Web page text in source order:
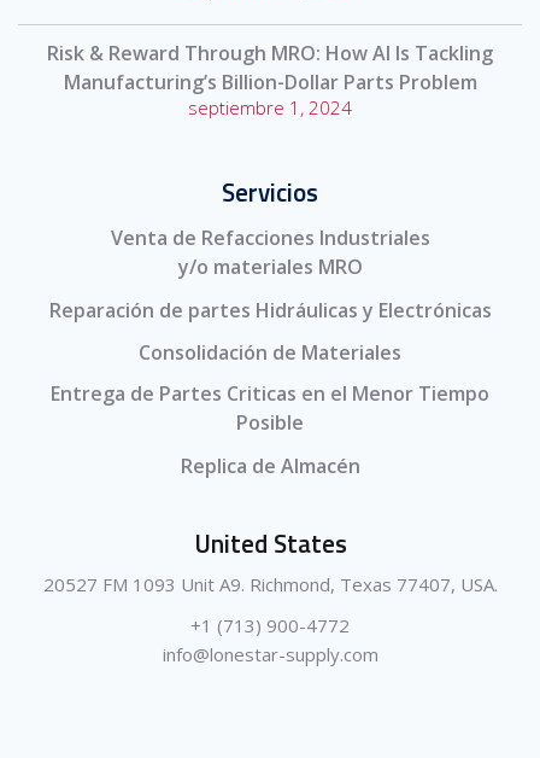
Risk & Reward Through MRO: How AI Is Tackling
Manufacturing’s Billion-Dollar Parts Problem
septiembre 1, 2024
Servicios
Venta de Refacciones Industriales
y/o materiales MRO
Reparación de partes Hidráulicas y Electrónicas
Consolidación de Materiales
Entrega de Partes Criticas en el Menor Tiempo
Posible
Replica de Almacén
United States
20527 FM 1093 Unit A9. Richmond, Texas 77407, USA.
+1 (713) 900-4772
info@lonestar-supply.com